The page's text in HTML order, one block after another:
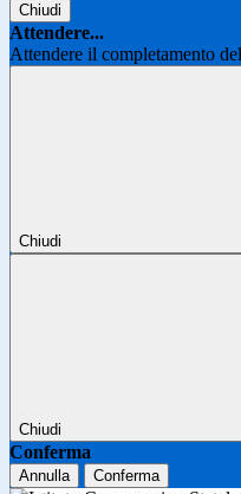
Chiudi
Attendere...
Attendere il completamento
Chiudi
Chiudi
Conferma
Annulla Conferma